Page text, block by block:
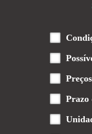
Prazo